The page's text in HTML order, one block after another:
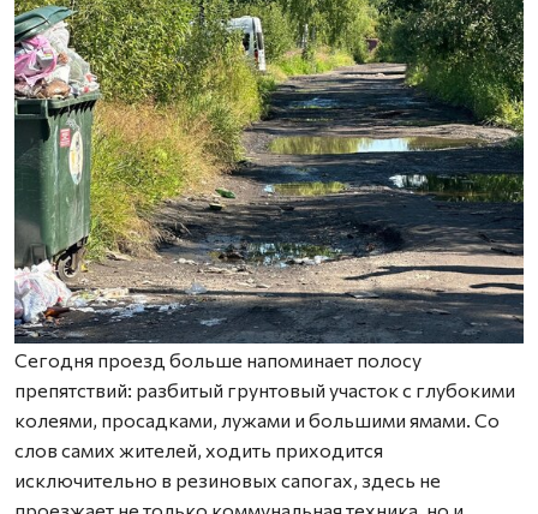
Сегодня проезд больше напоминает полосу
препятствий: разбитый грунтовый участок с глубокими
колеями, просадками, лужами и большими ямами. Со
слов самих жителей, ходить приходится
исключительно в резиновых сапогах, здесь не
проезжает не только коммунальная техника, но и